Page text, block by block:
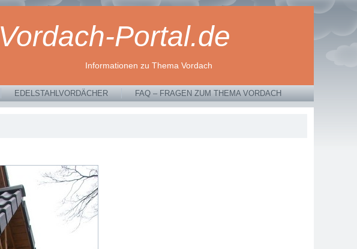
Vordach-Portal.de
Informationen zu Thema Vordach
EDELSTAHLVORDÄCHER FAQ – FRAGEN ZUM THEMA VORDACH